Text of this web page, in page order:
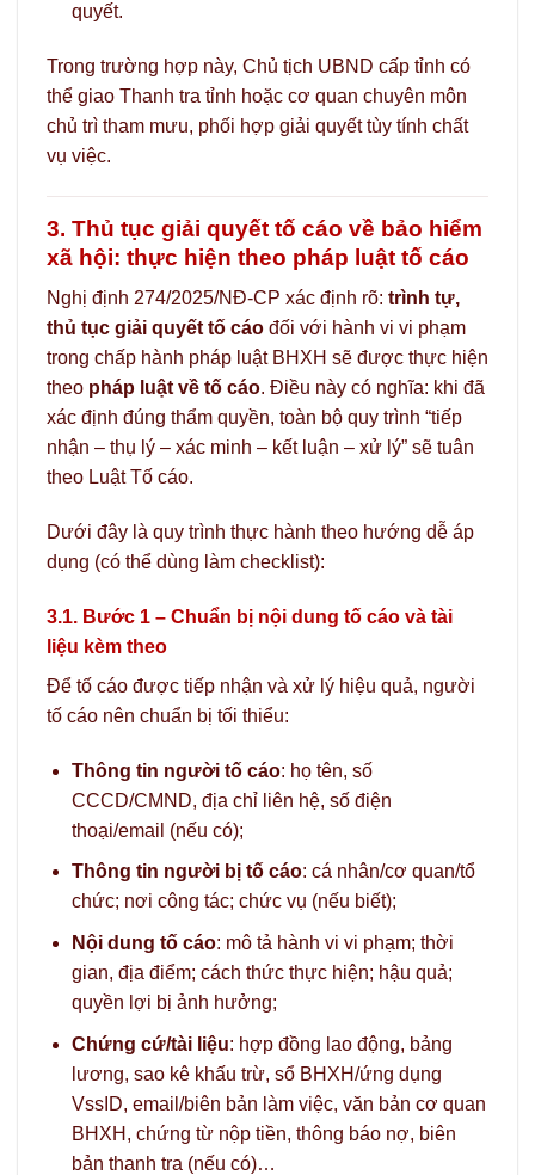
quyết.
Trong trường hợp này, Chủ tịch UBND cấp tỉnh có
thể giao Thanh tra tỉnh hoặc cơ quan chuyên môn
chủ trì tham mưu, phối hợp giải quyết tùy tính chất
vụ việc.
3. Thủ tục giải quyết tố cáo về bảo hiểm
xã hội: thực hiện theo pháp luật tố cáo
Nghị định 274/2025/NĐ-CP xác định rõ: trình tự,
thủ tục giải quyết tố cáo đối với hành vi vi phạm
trong chấp hành pháp luật BHXH sẽ được thực hiện
theo pháp luật về tố cáo. Điều này có nghĩa: khi đã
xác định đúng thẩm quyền, toàn bộ quy trình “tiếp
nhận – thụ lý – xác minh – kết luận – xử lý” sẽ tuân
theo Luật Tố cáo.
Dưới đây là quy trình thực hành theo hướng dễ áp
dụng (có thể dùng làm checklist):
3.1. Bước 1 – Chuẩn bị nội dung tố cáo và tài
liệu kèm theo
Để tố cáo được tiếp nhận và xử lý hiệu quả, người
tố cáo nên chuẩn bị tối thiểu:
Thông tin người tố cáo: họ tên, số
CCCD/CMND, địa chỉ liên hệ, số điện
thoại/email (nếu có);
Thông tin người bị tố cáo: cá nhân/cơ quan/tổ
chức; nơi công tác; chức vụ (nếu biết);
Nội dung tố cáo: mô tả hành vi vi phạm; thời
gian, địa điểm; cách thức thực hiện; hậu quả;
quyền lợi bị ảnh hưởng;
Chứng cứ/tài liệu: hợp đồng lao động, bảng
lương, sao kê khấu trừ, sổ BHXH/ứng dụng
VssID, email/biên bản làm việc, văn bản cơ quan
BHXH, chứng từ nộp tiền, thông báo nợ, biên
bản thanh tra (nếu có)…